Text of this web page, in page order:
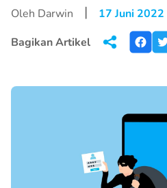
Oleh Darwin |
17 Juni 2022
Bagikan Artikel